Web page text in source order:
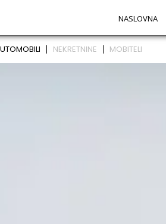
NASLOVNA